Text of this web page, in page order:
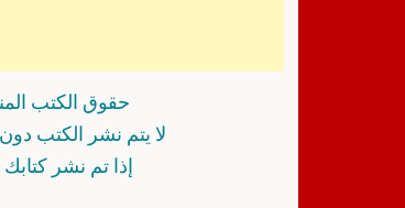
حقوق الكتب
لا يتم نشر الكتب
إذا تم نشر